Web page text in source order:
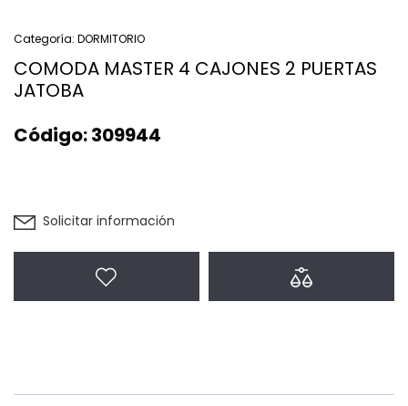
Categoría: DORMITORIO
COMODA MASTER 4 CAJONES 2 PUERTAS
JATOBA
Código:309944
Solicitar información